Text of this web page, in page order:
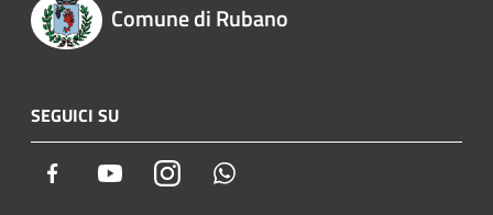
Comune di Rubano
SEGUICI SU
Facebook YoutubeInstagram